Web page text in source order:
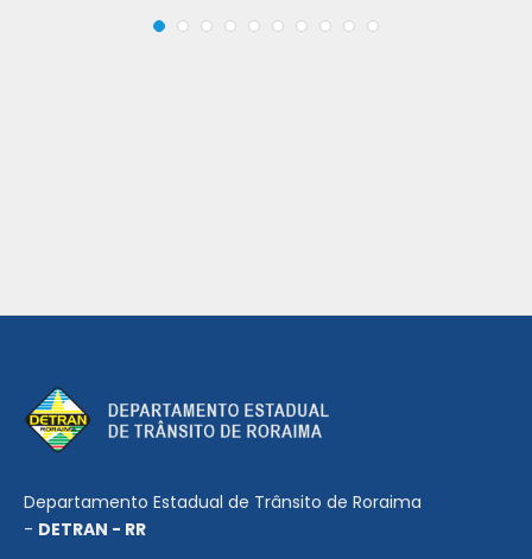
Departamento Estadual de Trânsito de Roraima
- DETRAN - RR